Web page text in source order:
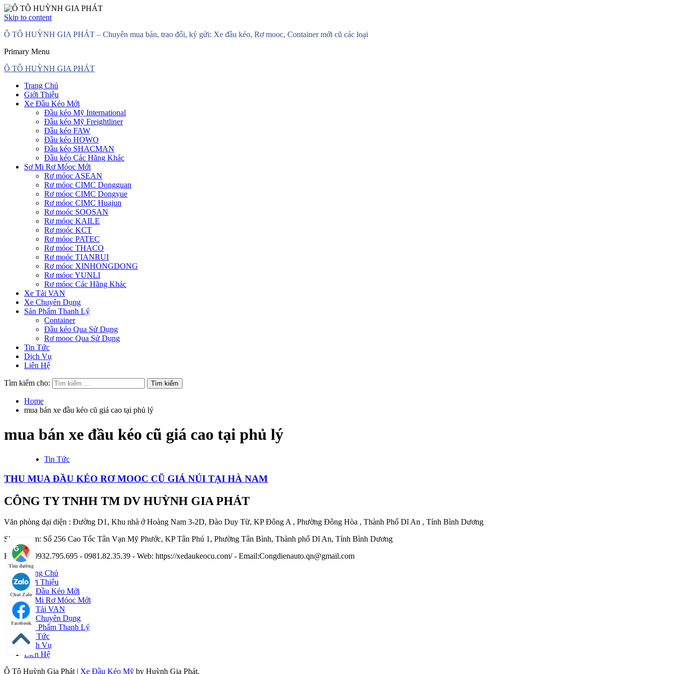
Skip to content
Ô TÔ HUỲNH GIA PHÁT – Chuyên mua bán, trao đổi, ký gửi: Xe đầu kéo, Rơ mooc, Container mới cũ các loại
Primary Menu
Ô TÔ HUỲNH GIA PHÁT
Trang Chủ
Giới Thiệu
Xe Đầu Kéo Mới
Đầu kéo Mỹ International
Đầu kéo Mỹ Freightliner
Đầu kéo FAW
Đầu kéo HOWO
Đầu kéo SHACMAN
Đầu kéo Các Hãng Khác
Sơ Mi Rơ Móoc Mới
Rơ móoc ASEAN
Rơ móoc CIMC Dongguan
Rơ móoc CIMC Dongyue
Rơ móoc CIMC Huajun
Rơ moóc SOOSAN
Rơ móoc KAILE
Rơ moóc KCT
Rơ móoc PATEC
Rơ móoc THACO
Rơ moóc TIANRUI
Rơ móoc XINHONGDONG
Rơ móoc YUNLI
Rơ móoc Các Hãng Khác
Xe Tải VAN
Xe Chuyên Dụng
Sản Phẩm Thanh Lý
Container
Đầu kéo Qua Sử Dụng
Rơ mooc Qua Sử Dụng
Tin Tức
Dịch Vụ
Liên Hệ
Tìm kiếm cho:
Home
mua bán xe đầu kéo cũ giá cao tại phủ lý
mua bán xe đầu kéo cũ giá cao tại phủ lý
Tin Tức
THU MUA ĐẦU KÉO RƠ MOOC CŨ GIÁ NÚI TẠI HÀ NAM
CÔNG TY TNHH TM DV HUỲNH GIA PHÁT
Văn phòng đại diện : Đường D1, Khu nhà ở Hoàng Nam 3-2D, Đào Duy Từ, KP Đông A , Phường Đông Hòa , Thành Phố Dĩ An , Tỉnh Bình Dương
Showroom: Số 256 Cao Tốc Tân Vạn Mỹ Phước, KP Tân Phú 1, Phường Tân Bình, Thành phố Dĩ An, Tỉnh Bình Dương
Hotline : 0932.795.695 - 0981.82.35.39 - Web: https://xedaukeocu.com/ - Email:Congdienauto.qn@gmail.com
Tìm đường
Chat Zalo
Facebook
Trang Chủ
Giới Thiệu
Xe Đầu Kéo Mới
Sơ Mi Rơ Móoc Mới
Xe Tải VAN
Xe Chuyên Dụng
Sản Phẩm Thanh Lý
Tin Tức
Dịch Vụ
Liên Hệ
Ô Tô Huỳnh Gia Phát | Xe Đầu Kéo Mỹ by Huỳnh Gia Phát.